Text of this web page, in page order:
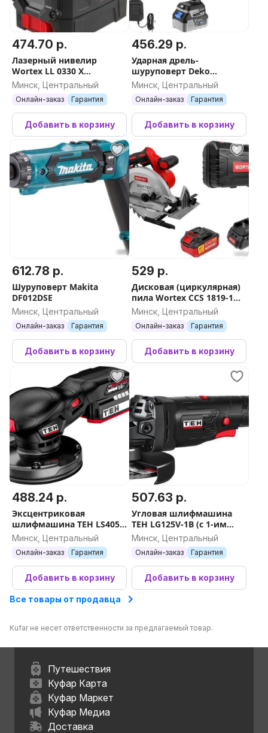
474.70 р.
Лазерный нивелир
Wortex LL 0330 X
LL0330X00014
Минск, Центральный
Онлайн-заказ Гарантия
Добавить в корзину
456.29 р.
Ударная дрель-
шуруповерт Deko
DKCID20 Pro 063-4437 (с 2-
мя АКБ, кейс)
Минск, Центральный
Онлайн-заказ Гарантия
Добавить в корзину
612.78 р.
Шуруповерт Makita
DF012DSE
Минск, Центральный
Онлайн-заказ Гарантия
Добавить в корзину
529 р.
Дисковая (циркулярная)
пила Wortex CCS 1819-1
1329533 (с 1-м АКБ, кейс)
Минск, Центральный
Онлайн-заказ Гарантия
Добавить в корзину
488.24 р.
Эксцентриковая
шлифмашина TEH LS405-
1B (с 1-им АКБ)
Минск, Центральный
Онлайн-заказ Гарантия
Добавить в корзину
507.63 р.
Угловая шлифмашина
TEH LG125V-1B (с 1-им
АКБ, кейс)
Минск, Центральный
Онлайн-заказ Гарантия
Добавить в корзину
Все товары от продавца
Kufar не несет ответственности за предлагаемый товар.
Путешествия
Куфар Карта
Куфар Маркет
Куфар Медиа
Доставка